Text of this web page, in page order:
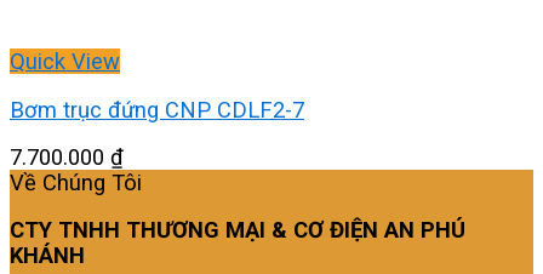
Quick View
Bơm trục đứng CNP CDLF2-7
7.700.000 ₫
Về Chúng Tôi
CTY TNHH THƯƠNG MẠI & CƠ ĐIỆN AN PHÚ
KHÁNH